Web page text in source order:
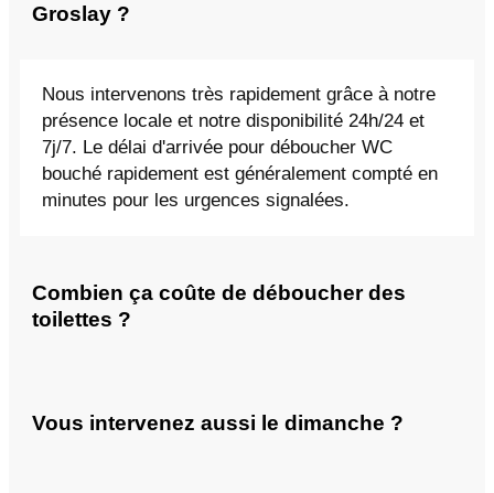
Groslay ?
Nous intervenons très rapidement grâce à notre
présence locale et notre disponibilité 24h/24 et
7j/7. Le délai d'arrivée pour déboucher WC
bouché rapidement est généralement compté en
minutes pour les urgences signalées.
Combien ça coûte de déboucher des
toilettes ?
Vous intervenez aussi le dimanche ?